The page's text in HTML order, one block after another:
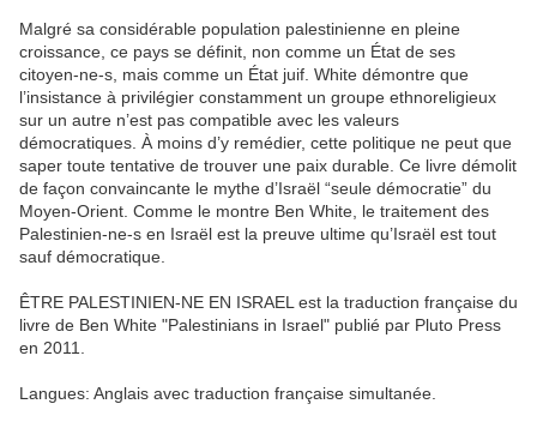
Malgré sa considérable population palestinienne en pleine
croissance, ce pays se définit, non comme un État de ses
citoyen-ne-s, mais comme un État juif. White démontre que
l’insistance à privilégier constamment un groupe ethnoreligieux
sur un autre n’est pas compatible avec les valeurs
démocratiques. À moins d’y remédier, cette politique ne peut que
saper toute tentative de trouver une paix durable. Ce livre démolit
de façon convaincante le mythe d’Israël “seule démocratie” du
Moyen-Orient. Comme le montre Ben White, le traitement des
Palestinien-ne-s en Israël est la preuve ultime qu’Israël est tout
sauf démocratique.
ÊTRE PALESTINIEN-NE EN ISRAEL est la traduction française du
livre de Ben White "Palestinians in Israel" publié par Pluto Press
en 2011.
Langues: Anglais avec traduction française simultanée.